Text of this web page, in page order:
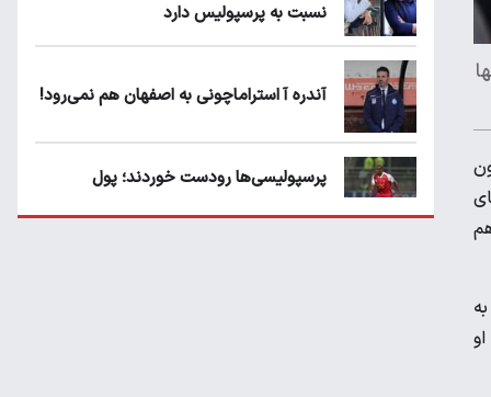
نسبت به پرسپولیس دارد
آندره آ استراماچونی به اصفهان هم نمی‌رود!
پرسپولیسی‌ها رودست خوردند؛ پول